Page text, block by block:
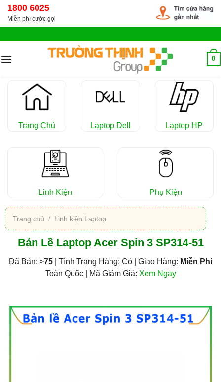
Chuyển
đến
dung
1800 6025
Miễn phí cước gọi
0
Trang Chủ Laptop Dell Laptop HP
Linh Kiện Phụ Kiện
Trang chủ / Linh kiện Laptop
Bản Lề Laptop Acer Spin 3 SP314-51
Đã Bán: >75 Tình Trạng Hàng: Có | Giao Hàng: Miễn Phí
Toàn Quốc |
Mã Giảm Giá: Xem Ngay